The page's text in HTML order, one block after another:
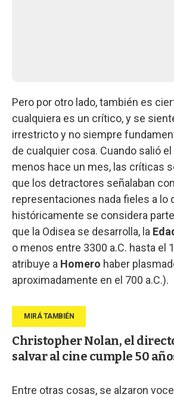
Pero por otro lado, también es
cualquiera es un crítico, y se
irrestricto y no siempre
de cualquier cosa. Cuando salió el
menos hace un mes, las críticas
que los detractores señalaban
representaciones nada fieles a lo
históricamente se considera
que la Odisea se desarrolla, la
o menos entre 3300 a.C. hasta el
atribuye a Homero haber
aproximadamente en el 700 a.C.).
Christopher Nolan, el
salvar al cine cumple 50
Entre otras cosas, se alzaron